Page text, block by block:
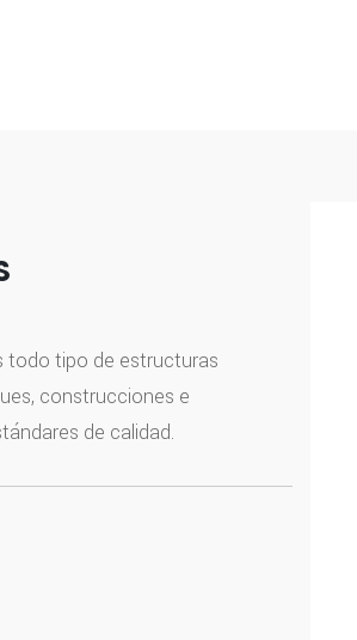
todo tipo de estructuras
construcciones e
de calidad.